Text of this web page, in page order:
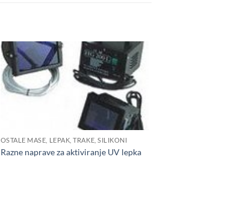
OSTALE MASE, LEPAK, TRAKE, SILIKONI
Razne naprave za aktiviranje UV lepka